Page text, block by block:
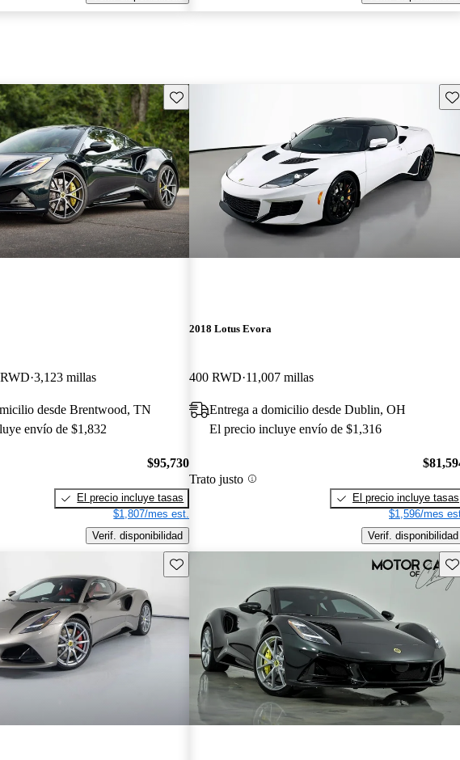
Guarda este Aviso
3,123 millas
desde Brentwood, TN
envío de $1,832
$95,730
El precio incluye tasas
$1,807/mes est.
Verif. disponibilidad
2018 Lotus Evora
400 RWD 11,007 millas
Entrega a domicilio desde Dublin, OH
El precio incluye envío de $1,316
Trato justo
El precio incluye tasas
$1,596/mes
Verif. disponibilidad
Guarda este Aviso